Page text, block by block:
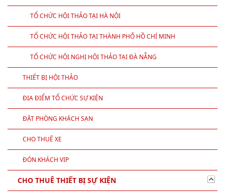
TỔ CHỨC HỘI THẢO TẠI HÀ NỘI
TỔ CHỨC HỘI THẢO TẠI THÀNH PHỐ HỒ CHÍ MINH
TỔ CHỨC HỘI NGHỊ HỘI THẢO TẠI ĐÀ NẴNG
THIẾT BỊ HỘI THẢO
ĐỊA ĐIỂM TỔ CHỨC SỰ KIỆN
ĐẶT PHÒNG KHÁCH SẠN
CHO THUÊ XE
ĐÓN KHÁCH VIP
CHO THUÊ THIẾT BỊ SỰ KIỆN